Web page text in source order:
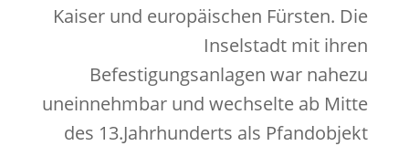
Kaiser und europäischen Fürsten. Die
Inselstadt mit ihren
Befestigungsanlagen war nahezu
uneinnehmbar und wechselte ab Mitte
des 13.Jahrhunderts als Pfandobjekt